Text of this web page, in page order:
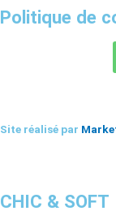
Politique de
Site réalisé par
CHIC & SOFT